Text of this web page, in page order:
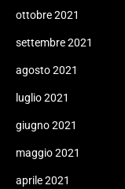
ottobre 2021
settembre 2021
agosto 2021
luglio 2021
giugno 2021
maggio 2021
aprile 2021